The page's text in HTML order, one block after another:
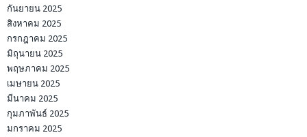
กันยายน 2025
สิงหาคม 2025
กรกฎาคม 2025
มิถุนายน 2025
พฤษภาคม 2025
เมษายน 2025
มีนาคม 2025
กุมภาพันธ์ 2025
มกราคม 2025